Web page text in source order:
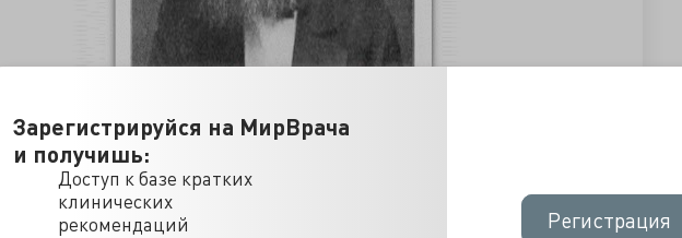
Зарегистрируйся на МирВрача
и получишь:
Доступ к базе кратких
клинических
рекомендаций
Регистрация
Регистрация